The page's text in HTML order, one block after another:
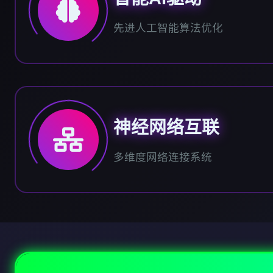
先进人工智能算法优化
神经网络互联
多维度网络连接系统